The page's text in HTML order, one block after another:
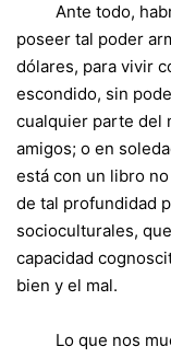
Ante todo,
poseer tal poder
dólares, para vivir
escondido, sin
cualquier parte del
amigos; o en
está con un libro
de tal profundidad
socioculturales,
capacidad
bien y el mal.
Lo que nos